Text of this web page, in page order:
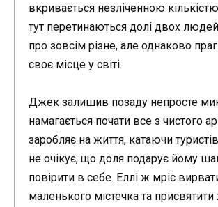
вкривається незліченною
тут перетинаються долі двох
про зовсім різне, але однаково
своє місце у світі.
Джек залишив позаду непросте
намагається почати все з чистого
заробляє на життя, катаючи
не очікує, що доля подарує йому
повірити в себе. Еллі ж мріє
маленького містечка та присвятити